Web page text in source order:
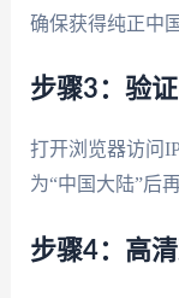
确保获得纯正中
步骤3：验
打开浏览器访问
为“中国大陆”后
步骤4：高